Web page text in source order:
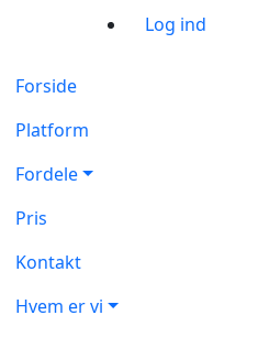
Log ind
Forside
Platform
Fordele
Pris
Kontakt
Hvem er vi